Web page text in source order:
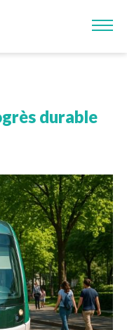
contenu principal
durable